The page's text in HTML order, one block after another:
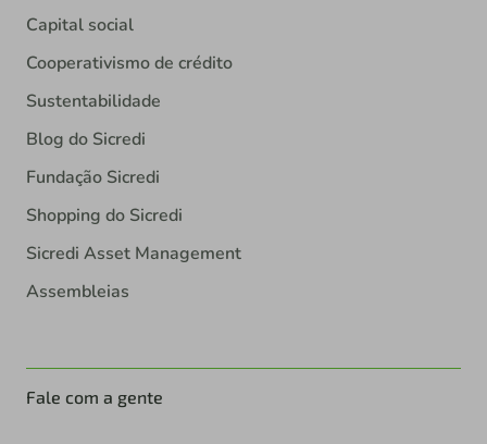
Capital social
Cooperativismo de crédito
Sustentabilidade
Blog do Sicredi
Fundação Sicredi
Shopping do Sicredi
Sicredi Asset Management
Assembleias
Fale com a gente